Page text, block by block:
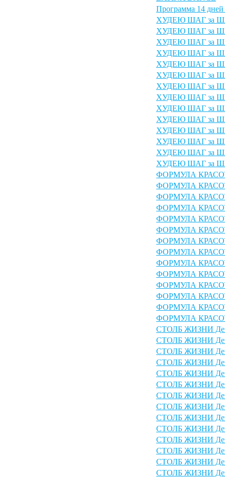
Программа 14
ХУДЕЮ ШАГ за
ХУДЕЮ ШАГ за
ХУДЕЮ ШАГ за
ХУДЕЮ ШАГ за
ХУДЕЮ ШАГ за
ХУДЕЮ ШАГ за
ХУДЕЮ ШАГ за
ХУДЕЮ ШАГ за
ХУДЕЮ ШАГ за
ХУДЕЮ ШАГ за
ХУДЕЮ ШАГ за
ХУДЕЮ ШАГ за
ХУДЕЮ ШАГ за
ХУДЕЮ ШАГ за
ФОРМУЛА
ФОРМУЛА
ФОРМУЛА
ФОРМУЛА
ФОРМУЛА
ФОРМУЛА
ФОРМУЛА
ФОРМУЛА
ФОРМУЛА
ФОРМУЛА
ФОРМУЛА
ФОРМУЛА
ФОРМУЛА
ФОРМУЛА
СТОЛБ ЖИЗНИ
СТОЛБ ЖИЗНИ
СТОЛБ ЖИЗНИ
СТОЛБ ЖИЗНИ
СТОЛБ ЖИЗНИ
СТОЛБ ЖИЗНИ
СТОЛБ ЖИЗНИ
СТОЛБ ЖИЗНИ
СТОЛБ ЖИЗНИ
СТОЛБ ЖИЗНИ
СТОЛБ ЖИЗНИ
СТОЛБ ЖИЗНИ
СТОЛБ ЖИЗНИ
СТОЛБ ЖИЗНИ